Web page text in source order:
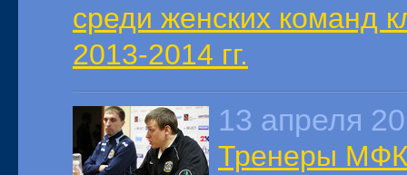
среди женских команд
2013-2014 гг.
13 апреля
Тренеры